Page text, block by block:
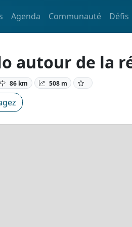
Agenda Communauté Défis
autour de la
86 km 508 m